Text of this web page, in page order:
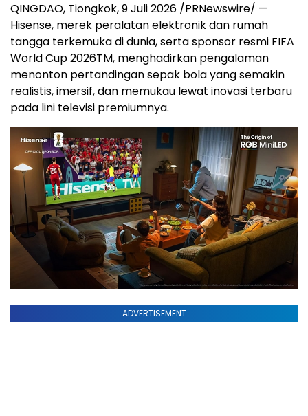
QINGDAO, Tiongkok, 9 Juli 2026 /PRNewswire/ —
Hisense, merek peralatan elektronik dan rumah
tangga terkemuka di dunia, serta sponsor resmi FIFA
World Cup 2026TM, menghadirkan pengalaman
menonton pertandingan sepak bola yang semakin
realistis, imersif, dan memukau lewat inovasi terbaru
pada lini televisi premiumnya.
ADVERTISEMENT